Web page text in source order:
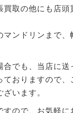
買取の他にも店頭
マンドリンまで、
合でも、当店に送
ておりますので、
います。
すので、お気軽に